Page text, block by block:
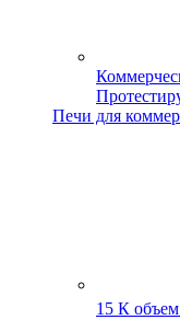
Печи для
15 К